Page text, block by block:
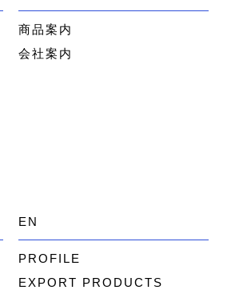
商品案内
会社案内
EN
PROFILE
EXPORT PRODUCTS